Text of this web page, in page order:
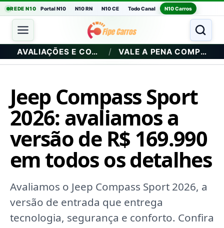
REDE N10 Portal N10 N10 RN N10 CE Todo Canal N10 Carros
AVALIAÇÕES E COMPRA / VALE A PENA COMPRAR?
Jeep Compass Sport
2026: avaliamos a
versão de R$ 169.990
em todos os detalhes
Avaliamos o Jeep Compass Sport 2026, a
versão de entrada que entrega
tecnologia, segurança e conforto. Confira